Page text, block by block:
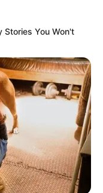
Stories You Won't